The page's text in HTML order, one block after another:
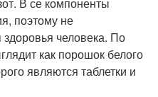
поэтому не
человека. По
как порошок белого
являются таблетки и